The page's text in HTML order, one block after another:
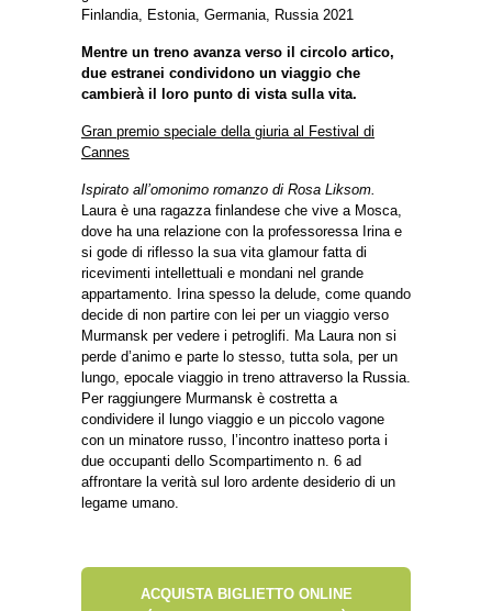
Finlandia, Estonia, Germania, Russia 2021
Mentre un treno avanza verso il circolo artico,
due estranei condividono un viaggio che
cambierà il loro punto di vista sulla vita.
Gran premio speciale della giuria al Festival di
Cannes
Ispirato all’omonimo romanzo di Rosa Liksom.
Laura è una ragazza finlandese che vive a Mosca,
dove ha una relazione con la professoressa Irina e
si gode di riflesso la sua vita glamour fatta di
ricevimenti intellettuali e mondani nel grande
appartamento. Irina spesso la delude, come quando
decide di non partire con lei per un viaggio verso
Murmansk per vedere i petroglifi. Ma Laura non si
perde d’animo e parte lo stesso, tutta sola, per un
lungo, epocale viaggio in treno attraverso la Russia.
Per raggiungere Murmansk è costretta a
condividere il lungo viaggio e un piccolo vagone
con un minatore russo, l’incontro inatteso porta i
due occupanti dello Scompartimento n. 6 ad
affrontare la verità sul loro ardente desiderio di un
legame umano.
ACQUISTA BIGLIETTO ONLINE